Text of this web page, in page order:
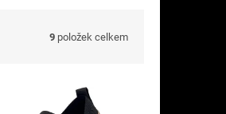
9 položek celkem